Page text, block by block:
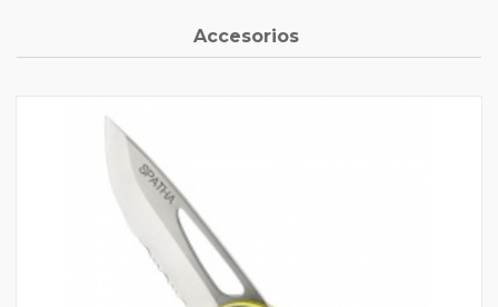
Accesorios